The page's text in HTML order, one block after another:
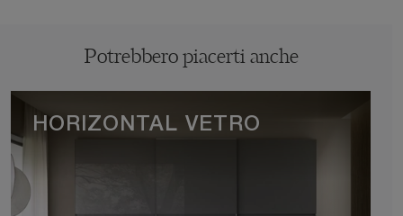
Potrebbero piacerti anche
HORIZONTAL VETRO